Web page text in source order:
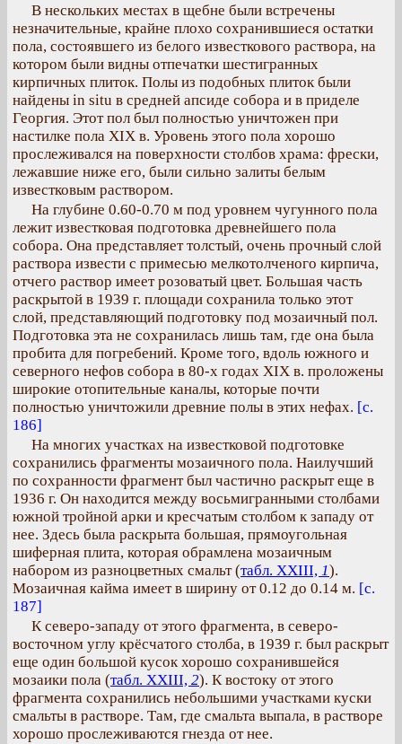
В нескольких местах в щебне были встречены
незначительные, крайне плохо сохранившиеся остатки
пола, состоявшего из белого известкового раствора, на
котором были видны отпечатки шестигранных
кирпичных плиток. Полы из подобных плиток были
найдены in situ в средней апсиде собора и в приделе
Георгия. Этот пол был полностью уничтожен при
настилке пола XIX в. Уровень этого пола хорошо
прослеживался на поверхности столбов храма: фрески,
лежавшие ниже его, были сильно залиты белым
известковым раствором.
На глубине 0.60-0.70 м под уровнем чугунного пола
лежит известковая подготовка древнейшего пола
собора. Она представляет толстый, очень прочный слой
раствора извести с примесью мелкотолченого кирпича,
отчего раствор имеет розоватый цвет. Большая часть
раскрытой в 1939 г. площади сохранила только этот
слой, представляющий подготовку под мозаичный пол.
Подготовка эта не сохранилась лишь там, где она была
пробита для погребений. Кроме того, вдоль южного и
северного нефов собора в 80-х годах XIX в. проложены
широкие отопительные каналы, которые почти
полностью уничтожили древние полы в этих нефах. [с.
186]
На многих участках на известковой подготовке
сохранились фрагменты мозаичного пола. Наилучший
по сохранности фрагмент был частично раскрыт еще в
1936 г. Он находится между восьмигранными столбами
южной тройной арки и кресчатым столбом к западу от
нее. Здесь была раскрыта большая, прямоугольная
шиферная плита, которая обрамлена мозаичным
набором из разноцветных смальт (табл. XXIII, 1).
Мозаичная кайма имеет в ширину от 0.12 до 0.14 м. [с.
187]
К северо-западу от этого фрагмента, в северо-
восточном углу крёсчатого столба, в 1939 г. был раскрыт
еще один большой кусок хорошо сохранившейся
мозаики пола (табл. XXIII, 2). К востоку от этого
фрагмента сохранились небольшими участками куски
смальты в растворе. Там, где смальта выпала, в растворе
хорошо прослеживаются гнезда от нее.